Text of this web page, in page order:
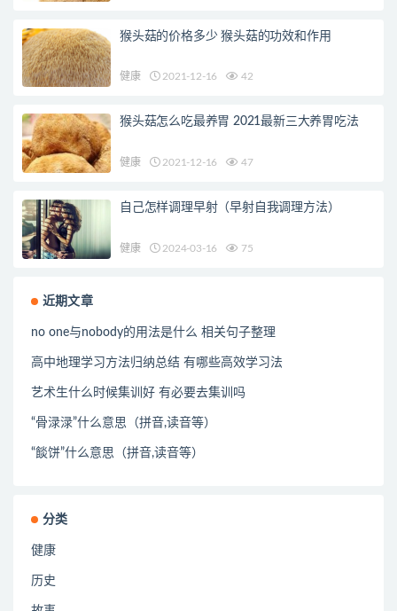
猴头菇的价格多少 猴头菇的功效和作用
健康 2021-12-16 42
猴头菇怎么吃最养胃 2021最新三大养胃吃法
健康 2021-12-16 47
自己怎样调理早射（早射自我调理方法）
健康 2024-03-16 75
近期文章
no one与nobody的用法是什么 相关句子整理
高中地理学习方法归纳总结 有哪些高效学习法
艺术生什么时候集训好 有必要去集训吗
“骨渌渌”什么意思（拼音,读音等）
“餤饼”什么意思（拼音,读音等）
分类
健康
历史